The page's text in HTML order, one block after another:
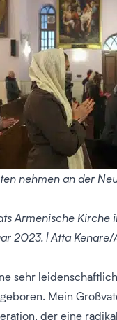
nehmen an der
Armenische Kirche
2023. | Atta Kenare/
sehr
Mein
der eine